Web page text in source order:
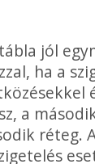
jól
ha a
a
réteg.